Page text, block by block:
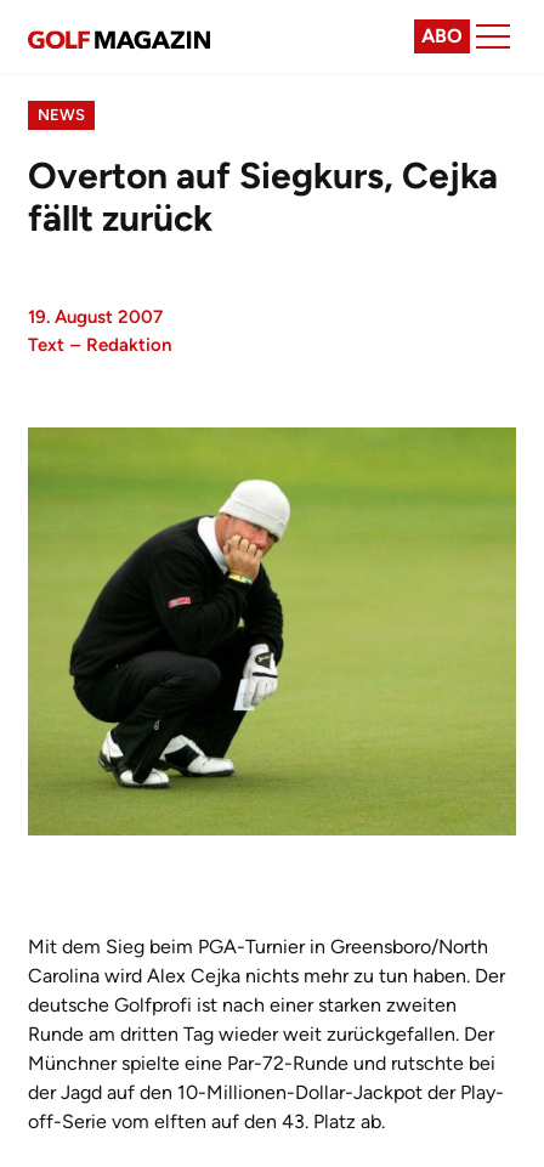
ABO
NEWS
Overton auf Siegkurs, Cejka
fällt zurück
19. August 2007
Text – Redaktion
Mit dem Sieg beim PGA-Turnier in Greensboro/North
Carolina wird Alex Cejka nichts mehr zu tun haben. Der
deutsche Golfprofi ist nach einer starken zweiten
Runde am dritten Tag wieder weit zurückgefallen. Der
Münchner spielte eine Par-72-Runde und rutschte bei
der Jagd auf den 10-Millionen-Dollar-Jackpot der Play-
off-Serie vom elften auf den 43. Platz ab.